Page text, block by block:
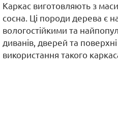
Каркас виготовляють з
сосна. Ці породи дерева є
вологостійкими та
диванів, дверей та
використання такого